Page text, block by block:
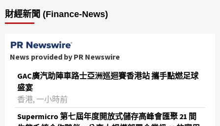
財經新聞 (Finance-News)
News provided by PR Newswire
GAC廣汽助陣車路士亞洲巡迴賽香港站 攜手點燃足球
盛宴
香港, 一小時前
Supermicro 第七屆年度開放式儲存高峰會匯聚 21 間